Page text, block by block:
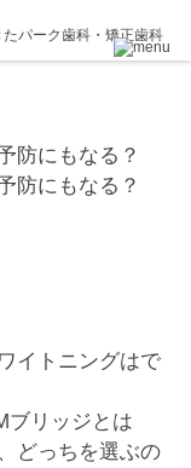
防にもなる？
防にもなる？
イトニングはで
ブリッジとは
どっちを選ぶの